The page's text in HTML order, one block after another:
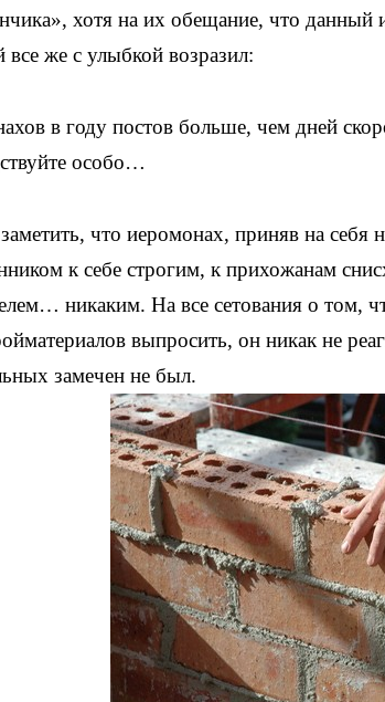
хотя на их обещание, что данный
все же с улыбкой возразил:
в году постов больше, чем дней
особо…
что иеромонах, приняв на себя
к себе строгим, к прихожанам
никаким. На все сетования о том,
выпросить, он никак не
замечен не был.